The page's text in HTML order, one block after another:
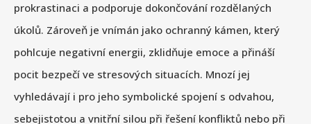
prokrastinaci a podporuje dokončování rozdělaných
úkolů. Zároveň je vnímán jako ochranný kámen, který
pohlcuje negativní energii, zklidňuje emoce a přináší
pocit bezpečí ve stresových situacích. Mnozí jej
vyhledávají i pro jeho symbolické spojení s odvahou,
sebejistotou a vnitřní silou při řešení konfliktů nebo při